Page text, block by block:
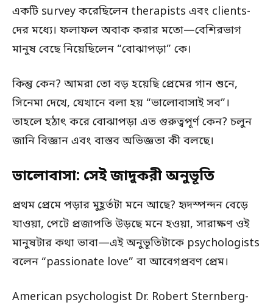
একটি survey করেছিলেন therapists এবং clients-
দের মধ্যে। ফলাফল অবাক করার মতো—বেশিরভাগ
মানুষ বেছে নিয়েছিলেন “বোঝাপড়া” কে।
কিন্তু কেন? আমরা তো বড় হয়েছি প্রেমের গান শুনে,
সিনেমা দেখে, যেখানে বলা হয় “ভালোবাসাই সব”।
তাহলে হঠাৎ করে বোঝাপড়া এত গুরুত্বপূর্ণ কেন? চলুন
জানি বিজ্ঞান এবং বাস্তব অভিজ্ঞতা কী বলছে।
ভালোবাসা: সেই জাদুকরী অনুভূতি
প্রথম প্রেমে পড়ার মুহূর্তটা মনে আছে? হৃদস্পন্দন বেড়ে
যাওয়া, পেটে প্রজাপতি উড়ছে মনে হওয়া, সারাক্ষণ ওই
মানুষটার কথা ভাবা—এই অনুভূতিটাকে psychologists
বলেন “passionate love” বা আবেগপ্রবণ প্রেম।
American psychologist Dr. Robert Sternberg-